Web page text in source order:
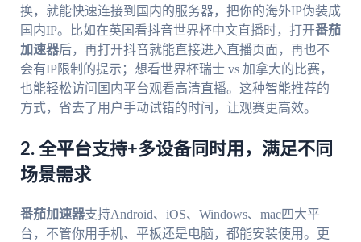
换，就能快速连接到国内的服务器，把你的海外IP伪装成
国内IP。比如在英国看抖音世界杯中文直播时，打开番茄
加速器后，再打开抖音就能直接进入直播页面，再也不
会有IP限制的提示；想看世界杯瑞士 vs 加拿大的比赛，
也能轻松访问国内平台观看高清直播。这种智能推荐的
方式，省去了用户手动试错的时间，让观赛更高效。
2. 全平台支持+多设备同时用，满足不同
场景需求
番茄加速器支持Android、iOS、Windows、mac四大平
台，不管你用手机、平板还是电脑，都能安装使用。更